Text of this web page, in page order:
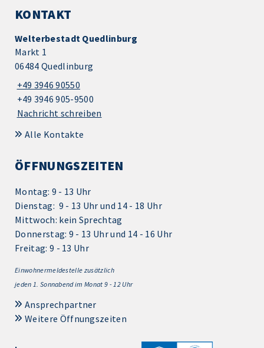
KONTAKT
Welterbestadt Quedlinburg
Markt 1
06484 Quedlinburg
+49 3946 90550
+49 3946 905-9500
Nachricht schreiben
Alle Kontakte
ÖFFNUNGSZEITEN
Montag: 9 - 13 Uhr
Dienstag: 9 - 13 Uhr und 14 - 18 Uhr
Mittwoch: kein Sprechtag
Donnerstag: 9 - 13 Uhr und 14 - 16 Uhr
Freitag: 9 - 13 Uhr
Einwohnermeldestelle zusätzlich
jeden 1. Sonnabend im Monat 9 - 12 Uhr
Ansprechpartner
Weitere Öffnungszeiten